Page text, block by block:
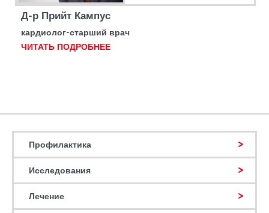
Д-р Прийт Кампус
кардиолог-старший врач
ЧИТАТЬ ПОДРОБНЕЕ
Профилактика
Исследования
Лечение